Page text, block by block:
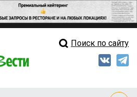
Свежий выпускПоиск по сайту